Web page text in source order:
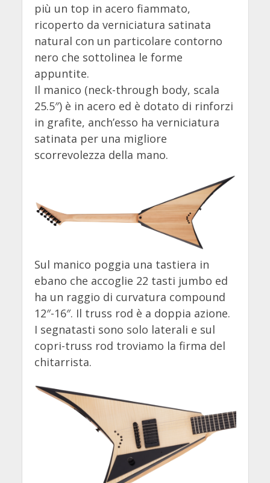
più un top in acero fiammato,
ricoperto da verniciatura satinata
natural con un particolare contorno
nero che sottolinea le forme
appuntite.
Il manico (neck-through body, scala
25.5″) è in acero ed è dotato di rinforzi
in grafite, anch’esso ha verniciatura
satinata per una migliore
scorrevolezza della mano.
Sul manico poggia una tastiera in
ebano che accoglie 22 tasti jumbo ed
ha un raggio di curvatura compound
12″-16″. Il truss rod è a doppia azione.
I segnatasti sono solo laterali e sul
copri-truss rod troviamo la firma del
chitarrista.